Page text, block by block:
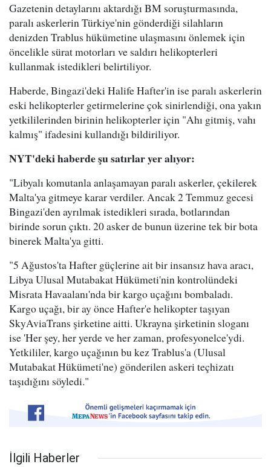
Gazetenin detaylarını aktardığı BM soruşturmasında,
paralı askerlerin Türkiye'nin gönderdiği silahların
denizden Trablus hükümetine ulaşmasını önlemek için
öncelikle sürat motorları ve saldırı helikopterleri
kullanmak istedikleri belirtiliyor.
Haberde, Bingazi'deki Halife Hafter'in ise paralı askerlerin
eski helikopterler getirmelerine çok sinirlendiği, ona yakın
yetkililerinden birinin helikopterler için "Ahı gitmiş, vahı
kalmış" ifadesini kullandığı bildiriliyor.
NYT'deki haberde şu satırlar yer alıyor:
"Libyalı komutanla anlaşamayan paralı askerler, çekilerek
Malta'ya gitmeye karar verdiler. Ancak 2 Temmuz gecesi
Bingazi'den ayrılmak istedikleri sırada, botlarından
birinde sorun çıktı. 20 asker de bunun üzerine tek bir bota
binerek Malta'ya gitti.
"5 Ağustos'ta Hafter güçlerine ait bir insansız hava aracı,
Libya Ulusal Mutabakat Hükümeti'nin kontrolündeki
Misrata Havaalanı'nda bir kargo uçağını bombaladı.
Kargo uçağı, bir ay önce Hafter'e helikopter taşıyan
SkyAviaTrans şirketine aitti. Ukrayna şirketinin sloganı
ise 'Her şey, her yerde ve her zaman, profesyonelce'ydi.
Yetkililer, kargo uçağının bu kez Trablus'a (Ulusal
Mutabakat Hükümeti'ne) gönderilen askeri teçhizatı
taşıdığını söyledi."
İlgili Haberler